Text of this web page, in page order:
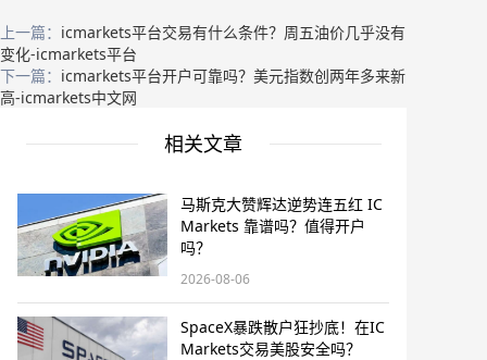
上一篇： icmarkets平台交易有什么条件？周五油价几乎没有
变化-icmarkets平台
下一篇： icmarkets平台开户可靠吗？美元指数创两年多来新
高-icmarkets中文网
相关文章
马斯克大赞辉达逆势连五红 IC
Markets 靠谱吗？值得开户
吗？
2026-08-06
SpaceX暴跌散户狂抄底！在IC
Markets交易美股安全吗？